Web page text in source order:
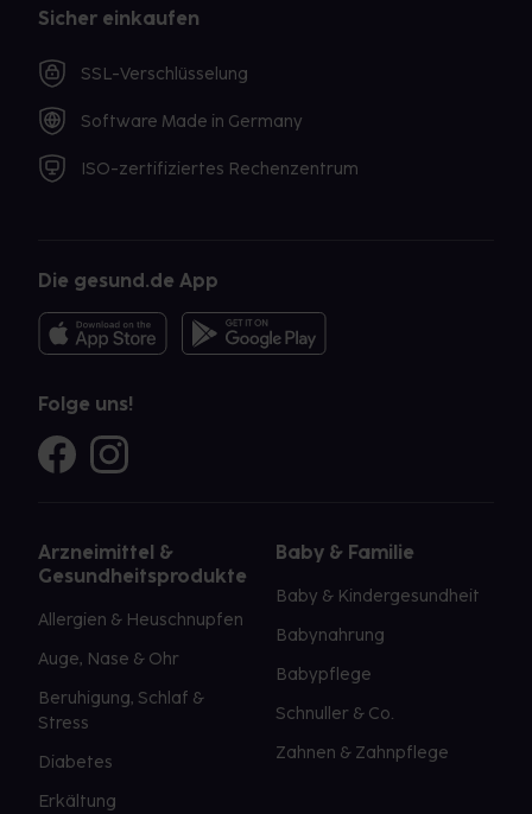
Sicher einkaufen
SSL-Verschlüsselung
Software Made in Germany
ISO-zertifiziertes Rechenzentrum
Die gesund.de App
Folge uns!
Arzneimittel &
Gesundheitsprodukte
Allergien & Heuschnupfen
Auge, Nase & Ohr
Beruhigung, Schlaf &
Stress
Diabetes
Erkältung
Baby & Familie
Baby & Kindergesundheit
Babynahrung
Babypflege
Schnuller & Co.
Zahnen & Zahnpflege